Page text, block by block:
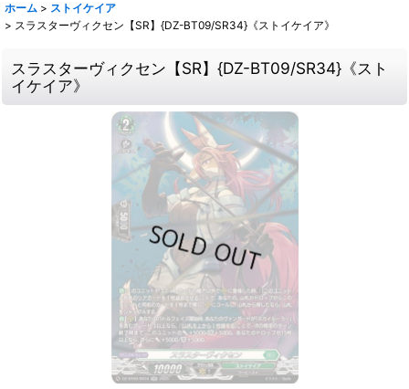
ホーム > ストイケイア
> スラスターヴィクセン【SR】{DZ-BT09/SR34}《ストイケイア》
スラスターヴィクセン【SR】{DZ-BT09/SR34}《スト
イケイア》